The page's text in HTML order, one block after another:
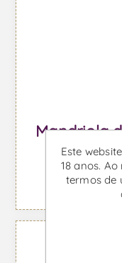
Mandriola
Este
18 anos.
termos de